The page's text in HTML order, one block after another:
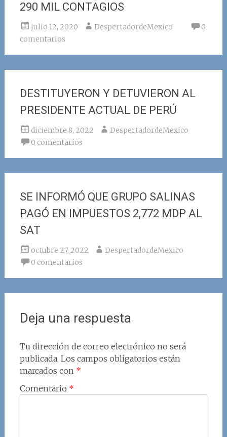
290 MIL CONTAGIOS
julio 12, 2020 DespertadordeMexico
0
comentarios
DESTITUYERON Y DETUVIERON AL
PRESIDENTE ACTUAL DE PERÚ
diciembre 8, 2022
DespertadordeMexico
0 comentarios
SE INFORMÓ QUE GRUPO SALINAS
PAGÓ EN IMPUESTOS 2,772 MDP AL
SAT
octubre 27, 2022
DespertadordeMexico
0 comentarios
Deja una respuesta
Tu dirección de correo electrónico no será
publicada. Los campos obligatorios están
marcados con *
Comentario *